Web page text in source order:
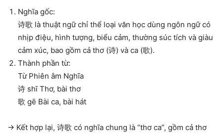
Nghĩa gốc:
诗歌 là thuật ngữ chỉ thể loại văn học dùng ngôn ngữ có
nhịp điệu, hình tượng, biểu cảm, thường súc tích và giàu
cảm xúc, bao gồm cả thơ (诗) và ca (歌).
Thành phần từ:
Từ Phiên âm Nghĩa
诗 shī Thơ, bài thơ
歌 gē Bài ca, bài hát
→ Kết hợp lại, 诗歌 có nghĩa chung là “thơ ca”, gồm cả thơ